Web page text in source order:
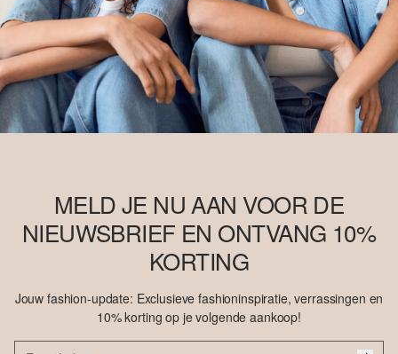
MELD JE NU AAN VOOR DE
NIEUWSBRIEF EN ONTVANG 10%
KORTING
Jouw fashion-update: Exclusieve fashioninspiratie, verrassingen en
10% korting op je volgende aankoop!